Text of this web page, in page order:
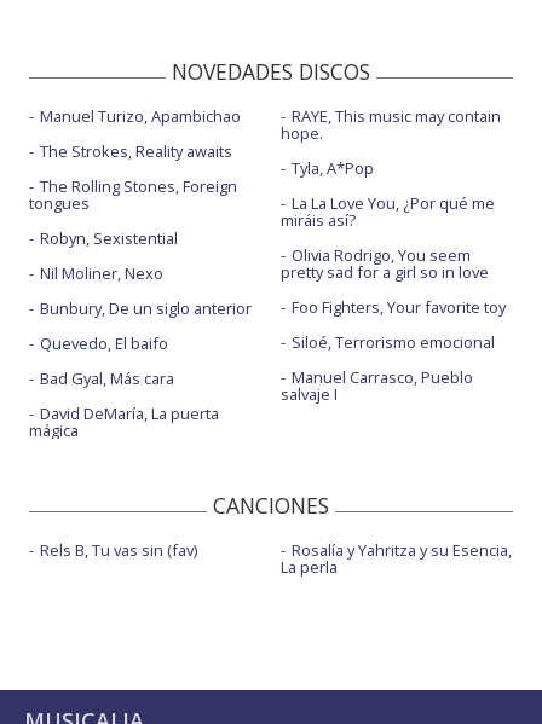
NOVEDADES DISCOS
Manuel Turizo, Apambichao
The Strokes, Reality awaits
The Rolling Stones, Foreign
tongues
Robyn, Sexistential
Nil Moliner, Nexo
Bunbury, De un siglo anterior
Quevedo, El baifo
Bad Gyal, Más cara
David DeMaría, La puerta
mágica
RAYE, This music may contain
hope.
Tyla, A*Pop
La La Love You, ¿Por qué me
miráis así?
Olivia Rodrigo, You seem
pretty sad for a girl so in love
Foo Fighters, Your favorite toy
Siloé, Terrorismo emocional
Manuel Carrasco, Pueblo
salvaje I
CANCIONES
Rels B, Tu vas sin (fav) Rosalía y Yahritza y su Esencia,
La perla